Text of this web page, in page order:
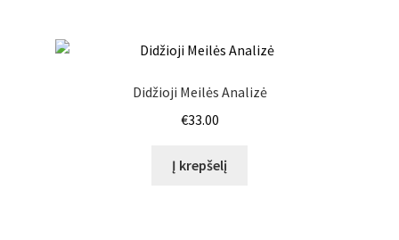
Didžioji Meilės Analizė
€33.00
Į krepšelį